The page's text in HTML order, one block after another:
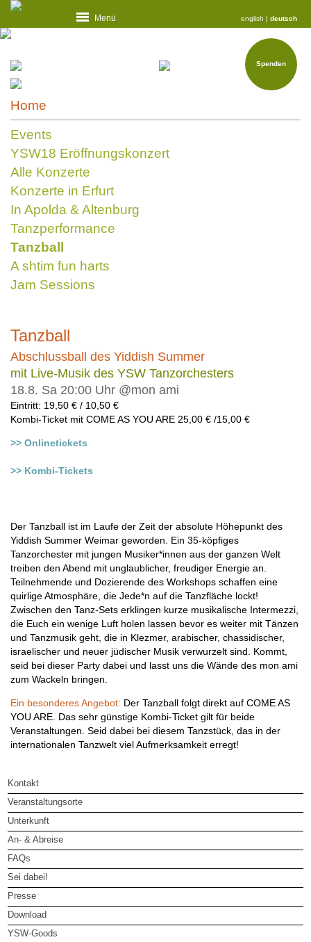
english | deutsch
Menü
Spenden
Home
Events
YSW18 Eröffnungskonzert
Alle Konzerte
Konzerte in Erfurt
In Apolda & Altenburg
Tanzperformance
Tanzball
A shtim fun harts
Jam Sessions
Tanzball
Abschlussball des Yiddish Summer
mit Live-Musik des YSW Tanzorchesters
18.8. Sa 20:00 Uhr @mon ami
Eintritt: 19,50 € / 10,50 €
Kombi-Ticket mit COME AS YOU ARE 25,00 € /15,00 €
>> Onlinetickets
>> Kombi-Tickets
Der Tanzball ist im Laufe der Zeit der absolute Höhepunkt des
Yiddish Summer Weimar geworden. Ein 35-köpfiges
Tanzorchester mit jungen Musiker*innen aus der ganzen Welt
treiben den Abend mit unglaublicher, freudiger Energie an.
Teilnehmende und Dozierende des Workshops schaffen eine
quirlige Atmosphäre, die Jede*n auf die Tanzfläche lockt!
Zwischen den Tanz-Sets erklingen kurze musikalische Intermezzi,
die Euch ein wenige Luft holen lassen bevor es weiter mit Tänzen
und Tanzmusik geht, die in Klezmer, arabischer, chassidischer,
israelischer und neuer jüdischer Musik verwurzelt sind. Kommt,
seid bei dieser Party dabei und lasst uns die Wände des mon ami
zum Wackeln bringen.
Ein besonderes Angebot: Der Tanzball folgt direkt auf COME AS
YOU ARE. Das sehr günstige Kombi-Ticket gilt für beide
Veranstaltungen. Seid dabei bei diesem Tanzstück, das in der
internationalen Tanzwelt viel Aufmerksamkeit erregt!
Kontakt
Veranstaltungsorte
Unterkunft
An- & Abreise
FAQs
Sei dabei!
Presse
Download
YSW-Goods